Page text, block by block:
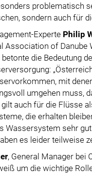
problematisch
sondern auch für
Experte Philip
Association of Danube
die Bedeutung
mit
umgehen muss,
gilt auch für die Flüsse
die erhalten
Wassersystem sehr
es leider teilweise
, General Manager bei
um die wichtige